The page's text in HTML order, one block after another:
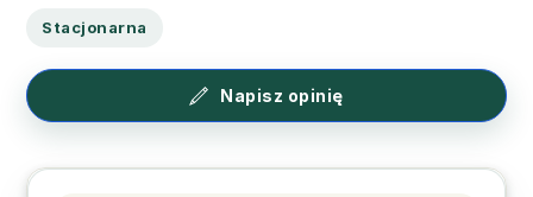
Stacjonarna
Napisz opinię